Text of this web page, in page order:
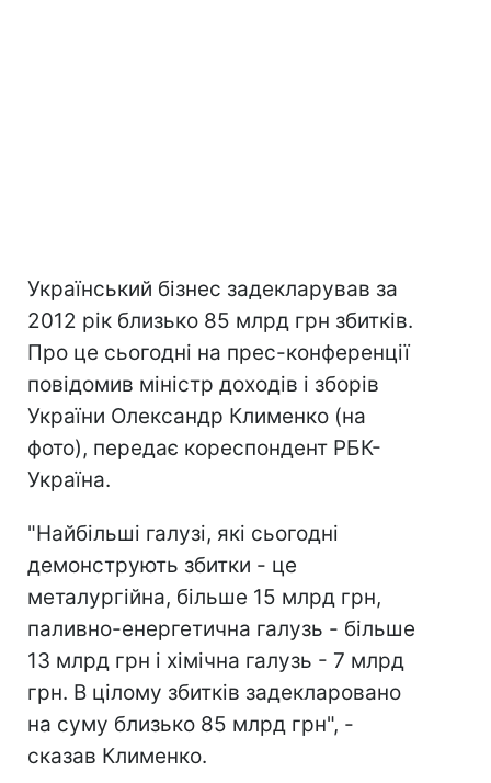
Український бізнес задекларував за
2012 рік близько 85 млрд грн збитків.
Про це сьогодні на прес-конференції
повідомив міністр доходів і зборів
України Олександр Клименко (на
фото), передає кореспондент РБК-
Україна.
"Найбільші галузі, які сьогодні
демонструють збитки - це
металургійна, більше 15 млрд грн,
паливно-енергетична галузь - більше
13 млрд грн і хімічна галузь - 7 млрд
грн. В цілому збитків задекларовано
на суму близько 85 млрд грн", -
сказав Клименко.